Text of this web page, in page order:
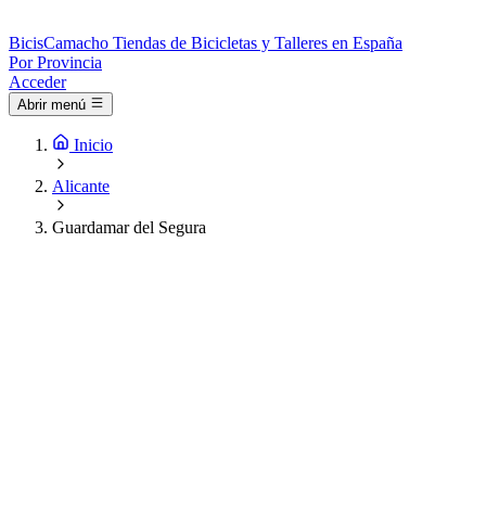
BicisCamacho Tiendas de Bicicletas y Talleres en España
Por Provincia
Acceder
Abrir menú
Inicio
Alicante
Guardamar del Segura